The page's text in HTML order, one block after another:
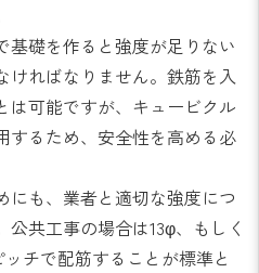
基礎を作ると強度が足りない
ければなりません。鉄筋を入
は可能ですが、キュービクル
するため、安全性を高める必
にも、業者と適切な強度につ
共工事の場合は13φ、もしく
チで配筋することが標準と